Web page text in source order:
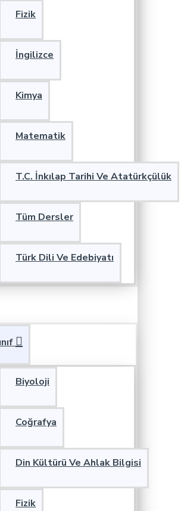
Fizik
İngilizce
Kimya
Matematik
T.C. İnkılap Tarihi Ve Atatürkçülük
Tüm Dersler
Türk Dili Ve Edebiyatı
Biyoloji
Coğrafya
Din Kültürü Ve Ahlak Bilgisi
Fizik